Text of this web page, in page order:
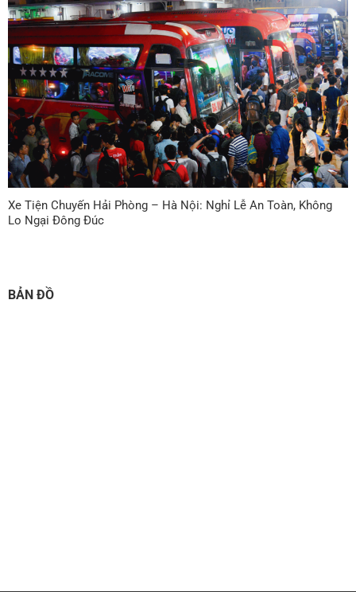
Xe Tiện Chuyến Hải Phòng – Hà Nội: Nghỉ Lễ An Toàn, Không
Lo Ngại Đông Đúc
BẢN ĐỒ